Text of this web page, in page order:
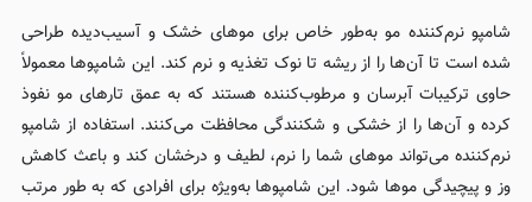
شامپو نرم‌کننده مو به‌طور خاص برای موهای خشک و آسیب‌دیده طراحی
شده است تا آن‌ها را از ریشه تا نوک تغذیه و نرم کند. این شامپوها معمولاً
حاوی ترکیبات آبرسان و مرطوب‌کننده هستند که به عمق تارهای مو نفوذ
کرده و آن‌ها را از خشکی و شکنندگی محافظت می‌کنند. استفاده از شامپو
نرم‌کننده می‌تواند موهای شما را نرم، لطیف و درخشان کند و باعث کاهش
وز و پیچیدگی موها شود. این شامپوها به‌ویژه برای افرادی که به طور مرتب